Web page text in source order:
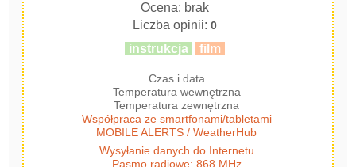
Ocena: brak
Liczba opinii:0
instrukcja film
Czas i data
Temperatura wewnętrzna
Temperatura zewnętrzna
Współpraca ze smartfonami/tabletami
MOBILE ALERTS / WeatherHub
Wysyłanie danych do Internetu
Pasmo radiowe: 868 MHz